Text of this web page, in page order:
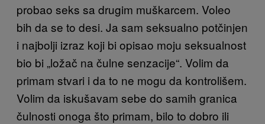
probao seks sa drugim muškarcem. Voleo
bih da se to desi. Ja sam seksualno potčinjen
i najbolji izraz koji bi opisao moju seksualnost
bio bi „ložač na čulne senzacije“. Volim da
primam stvari i da to ne mogu da kontrolišem.
Volim da iskušavam sebe do samih granica
čulnosti onoga što primam, bilo to dobro ili